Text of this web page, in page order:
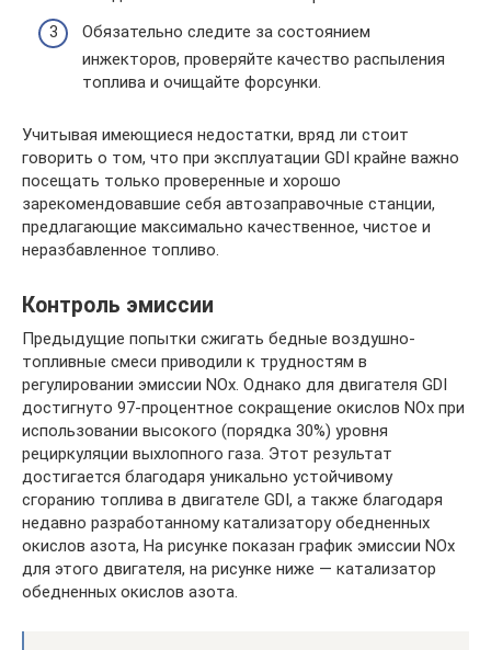
Обязательно следите за состоянием
инжекторов, проверяйте качество распыления
топлива и очищайте форсунки.
Учитывая имеющиеся недостатки, вряд ли стоит
говорить о том, что при эксплуатации GDI крайне важно
посещать только проверенные и хорошо
зарекомендовавшие себя автозаправочные станции,
предлагающие максимально качественное, чистое и
неразбавленное топливо.
Контроль эмиссии
Предыдущие попытки сжигать бедные воздушно-
топливные смеси приводили к трудностям в
регулировании эмиссии NOx. Однако для двигателя GDI
достигнуто 97-процентное сокращение окислов NOx при
использовании высокого (порядка 30%) уровня
рециркуляции выхлопного газа. Этот результат
достигается благодаря уникально устойчивому
сгоранию топлива в двигателе GDI, а также благодаря
недавно разработанному катализатору обедненных
окислов азота, На рисунке показан график эмиссии NOx
для этого двигателя, на рисунке ниже — катализатор
обедненных окислов азота.